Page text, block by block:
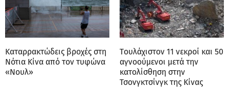
Καταρρακτώδεις βροχές στη
Νότια Κίνα από τον τυφώνα
«Νουλ»
Tουλάχιστον 11 νεκροί και 50
αγνοούμενοι μετά την
κατολίσθηση στην
Τσονγκτσίνγκ της Κίνας